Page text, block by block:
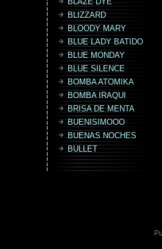
BLIZZARD
BLOODY MARY
BLUE LADY BATIDO
BLUE MONDAY
BLUE SILENCE
BOMBA ATOMIKA
BOMBA IRAQUI
BRISA DE MENTA
BUENISIMOOO
BUENAS NOCHES
BULLET